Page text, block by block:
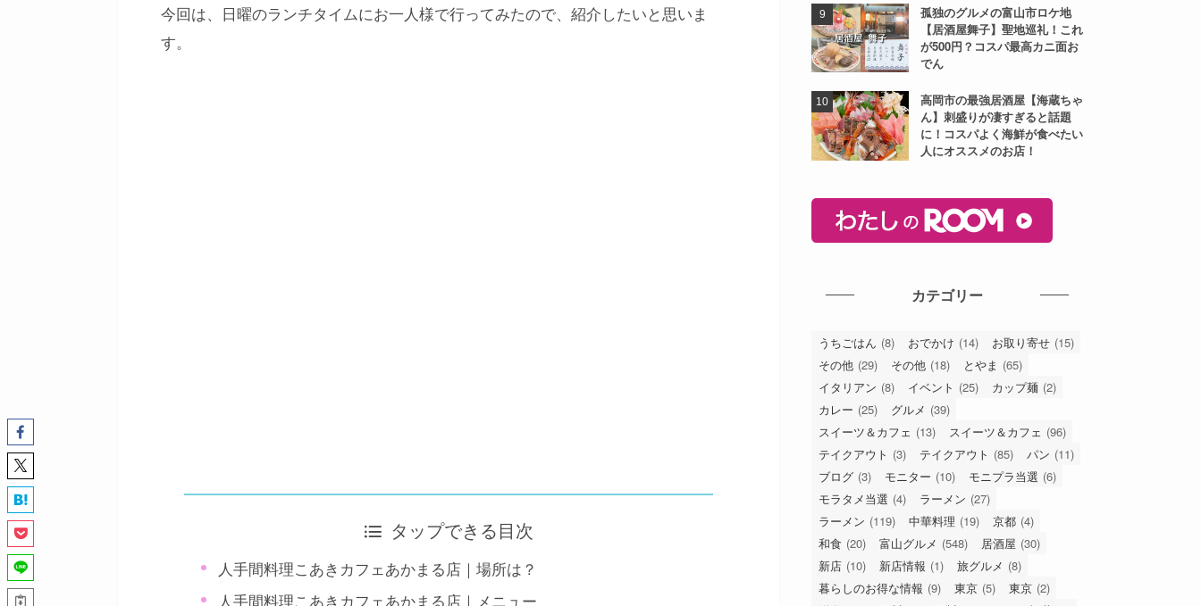
今回は、日曜のランチタイムにお一人様で行ってみたので、紹介したいと思いま
す。
タップできる目次
人手間料理こあきカフェあかまる店｜場所は？
人手間料理こあきカフェあかまる店｜メニュー
孤独のグルメの富山市ロケ地
【居酒屋舞子】聖地巡礼！これ
が500円？コスパ最高カニ面お
でん
高岡市の最強居酒屋【海蔵ちゃ
ん】刺盛りが凄すぎると話題
に！コスパよく海鮮が食べたい
人にオススメのお店！
カテゴリー
うちごはん (8) おでかけ (14) お取り寄せ (15)
その他 (29) その他 (18) とやま (65)
イタリアン (8) イベント (25) カップ麺 (2)
カレー (25) グルメ (39)
スイーツ＆カフェ (13) スイーツ＆カフェ (96)
テイクアウト (3) テイクアウト (85) パン (11)
ブログ (3) モニター (10) モニプラ当選 (6)
モラタメ当選 (4) ラーメン (27)
ラーメン (119) 中華料理 (19) 京都 (4)
和食 (20) 富山グルメ (548) 居酒屋 (30)
新店 (10) 新店情報 (1) 旅グルメ (8)
暮らしのお得な情報 (9) 東京 (5) 東京 (2)